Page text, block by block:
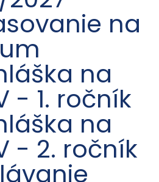
na
na
- 1. ročník
na
- 2. ročník